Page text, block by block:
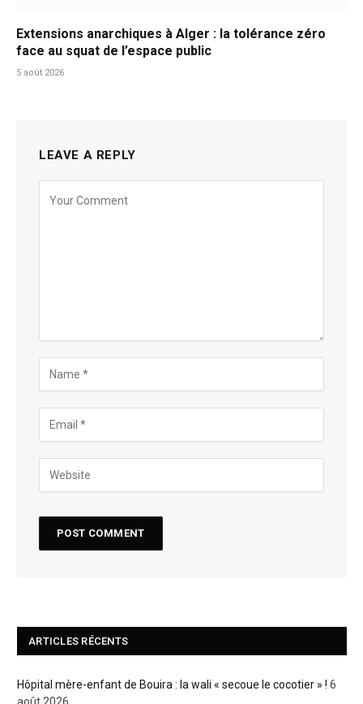
Extensions anarchiques à Alger : la tolérance zéro
face au squat de l’espace public
5 août 2026
LEAVE A REPLY
ARTICLES RÉCENTS
Hôpital mère-enfant de Bouira : la wali « secoue le cocotier » ! 6